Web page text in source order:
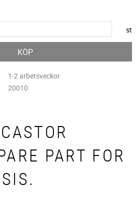
st
KÖP
1-2 arbetsveckor
20010
PART FOR